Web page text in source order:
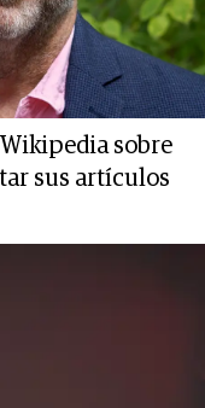
sobre
sus artículos